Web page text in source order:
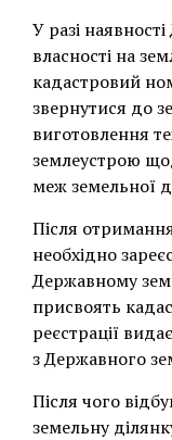
У разі
власності на
кадастровий
звернутися до
виготовлення
землеустрою
меж земельної
Після
необхідно
Державному
присвоять
реєстрації
з Державного
Після чого
земельну